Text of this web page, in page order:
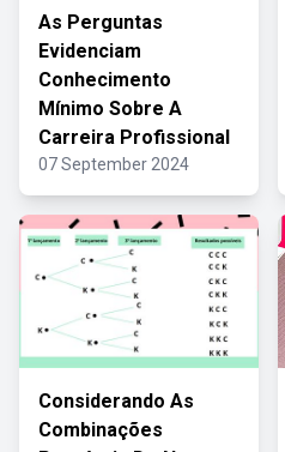
As Perguntas
Evidenciam
Conhecimento
Mínimo Sobre A
Carreira Profissional
07 September 2024
Considerando As
Combinações